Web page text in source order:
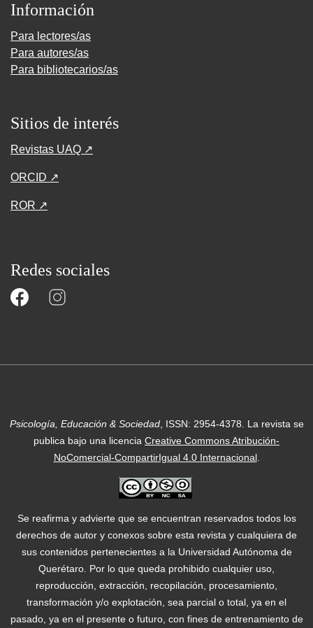
Información
Para lectores/as
Para autores/as
Para bibliotecarios/as
Sitios de interés
Revistas UAQ ↗
ORCID ↗
ROR ↗
Redes sociales
Psicología, Educación & Sociedad, ISSN: 2954-4378. La revista se
publica bajo una licencia Creative Commons Atribución-
NoComercial-CompartirIgual 4.0 Internacional.
Se reafirma y advierte que se encuentran reservados todos los
derechos de autor y conexos sobre esta revista y cualquiera de
sus contenidos pertenecientes a la Universidad Autónoma de
Querétaro. Por lo que queda prohibido cualquier uso,
reproducción, extracción, recopilación, procesamiento,
transformación y/o explotación, sea parcial o total, ya en el
pasado, ya en el presente o futuro, con fines de entrenamiento de